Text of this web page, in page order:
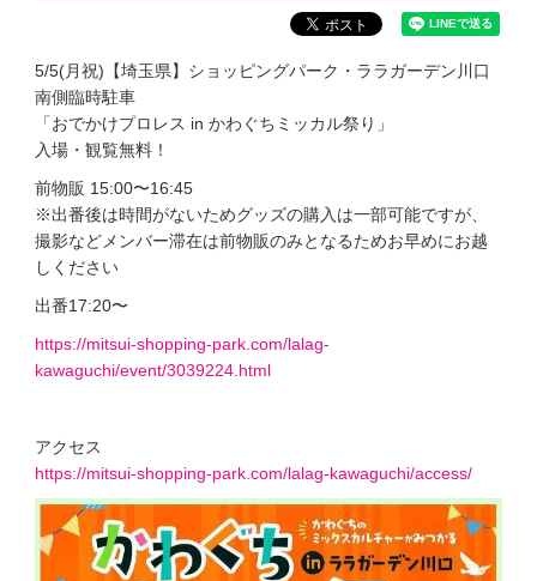
5/5(月祝)【埼玉県】ショッピングパーク・ララガーデン川口
南側臨時駐車
「おでかけプロレス in かわぐちミッカル祭り」
入場・観覧無料！
前物販 15:00〜16:45
※出番後は時間がないためグッズの購入は一部可能ですが、
撮影などメンバー滞在は前物販のみとなるためお早めにお越
しください
出番17:20〜
https://mitsui-shopping-park.com/lalag-
kawaguchi/event/3039224.html
アクセス
https://mitsui-shopping-park.com/lalag-kawaguchi/access/